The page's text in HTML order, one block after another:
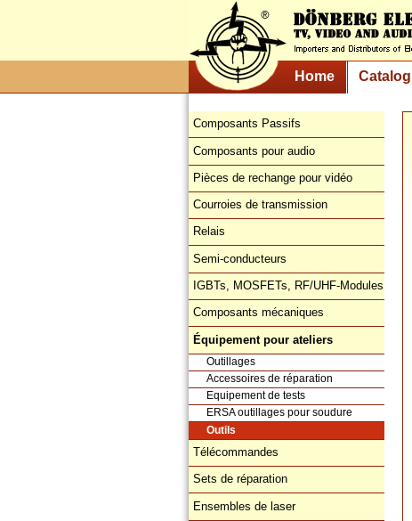
Home
Composants Passifs
Composants pour audio
Pièces de rechange pour vidéo
Courroies de transmission
Relais
Semi-conducteurs
IGBTs, MOSFETs, RF/UHF-Modules
Composants mécaniques
Équipement pour ateliers
Outillages
Accessoires de réparation
Equipement de tests
ERSA outillages pour soudure
Outils
Télécommandes
Sets de réparation
Ensembles de laser